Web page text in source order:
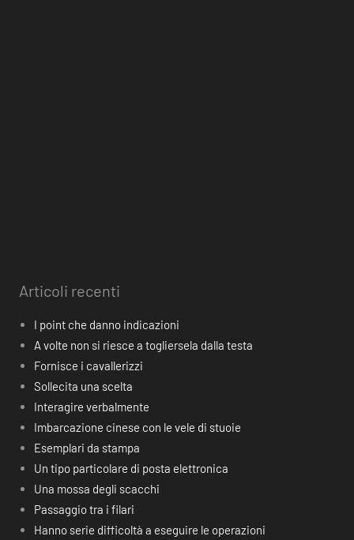
Articoli recenti
I point che danno indicazioni
A volte non si riesce a togliersela dalla testa
Fornisce i cavallerizzi
Sollecita una scelta
Interagire verbalmente
Imbarcazione cinese con le vele di stuoie
Esemplari da stampa
Un tipo particolare di posta elettronica
Una mossa degli scacchi
Passaggio tra i filari
Hanno serie difficoltà a eseguire le operazioni